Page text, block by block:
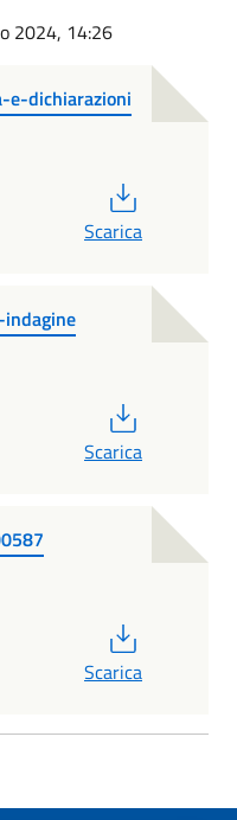
2024, 14:26
e-dichiarazioni
Scarica
Scarica
Scarica